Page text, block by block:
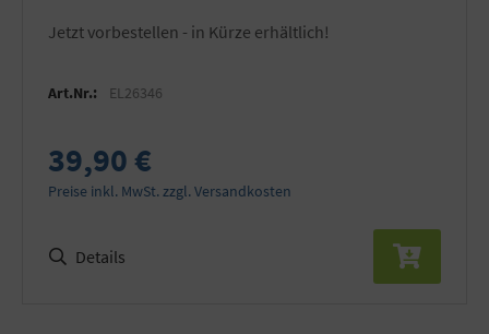
Jetzt vorbestellen - in Kürze erhältlich!
Art.Nr.: EL26346
39,90 €
Preise inkl. MwSt. zzgl. Versandkosten
Details